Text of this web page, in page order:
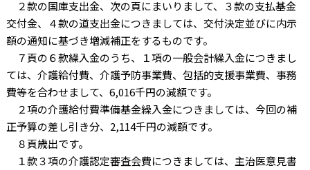
２款の国庫支出金、次の頁にまいりまして、３款の支払基金
交付金、４款の道支出金につきましては、交付決定並びに内示
額の通知に基づき増減補正をするものです。
７頁の６款繰入金のうち、１項の一般会計繰入金につきまし
ては、介護給付費、介護予防事業費、包括的支援事業費、事務
費等を合わせまして、6,016千円の減額です。
２項の介護給付費準備基金繰入金につきましては、今回の補
正予算の差し引き分、2,114千円の減額です。
８頁歳出です。
１款３項の介護認定審査会費につきましては、主治医意見書